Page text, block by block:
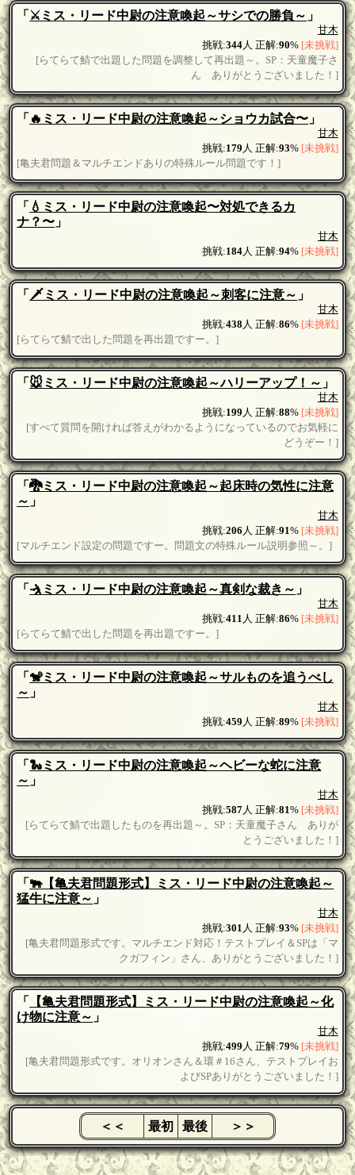
「 ⚔ミス・リード中尉の注意喚起～サシでの勝負～ 」
甘木
挑戦:344人 正解:90% [未挑戦]
[らてらて鯖で出題した問題を調整して再出題～。SP：天童魔子さ
ん ありがとうございました！]
「 🔥ミス・リード中尉の注意喚起～ショウカ試合〜 」
甘木
挑戦:179 人 正解:93% [未挑戦]
[亀夫君問題＆マルチエンドありの特殊ルール問題です！]
「 💧ミス・リード中尉の注意喚起〜対処できるカ
ナ？〜 」
甘木
挑戦:184人 正解:94% [未挑戦]
「 🗡ミス・リード中尉の注意喚起～刺客に注意～ 」
甘木
挑戦:438 人 正解:86% [未挑戦]
[らてらて鯖で出した問題を再出題ですー。]
「 🐭ミス・リード中尉の注意喚起～ハリーアップ！～ 」
甘木
挑戦:199 人 正解:88% [未挑戦]
[すべて質問を開ければ答えがわかるようになっているのでお気軽に
どうぞー！]
「🐉ミス・リード中尉の注意喚起～起床時の気性に注意
～ 」
甘木
挑戦:206 人 正解:91% [未挑戦]
[マルチエンド設定の問題ですー。問題文の特殊ルール説明参照～。]
「 🤺ミス・リード中尉の注意喚起～真剣な裁き～ 」
甘木
挑戦:411 人 正解:86% [未挑戦]
[らてらて鯖で出した問題を再出題ですー。]
「 🐒ミス・リード中尉の注意喚起～サルものを追うべし
～ 」
甘木
挑戦:459 人 正解:89% [未挑戦]
「 🐍ミス・リード中尉の注意喚起～ヘビーな蛇に注意
～ 」
甘木
挑戦:587人 正解:81% [未挑戦]
[らてらて鯖で出題したものを再出題～。SP：天童魔子さん ありが
とうございました！]
「 🐃【亀夫君問題形式】ミス・リード中尉の注意喚起～
猛牛に注意～ 」
甘木
挑戦:301 人 正解:93% [未挑戦]
[亀夫君問題形式です。マルチエンド対応！テストプレイ＆SPは「マ
クガフィン」さん、ありがとうございました！]
「
【亀夫君問題形式】ミス・リード中尉の注意喚起～化
け物に注意～ 」
甘木
挑戦:499 人 正解:79% [未挑戦]
[亀夫君問題形式です。オリオンさん＆環＃16さん、テストプレイお
よびSPありがとうございました！]
＜＜ 最初 最後 ＞＞